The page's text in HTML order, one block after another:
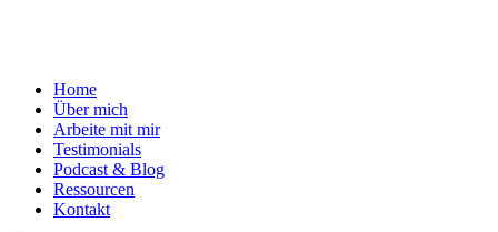
Home
Über mich
Arbeite mit mir
Testimonials
Podcast & Blog
Ressourcen
Kontakt